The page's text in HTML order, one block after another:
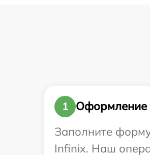
1
Оформление
Заполните
Infinix. Наш